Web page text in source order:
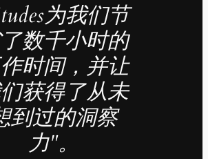
为我们节
数千小时的
时间，并让
获得了从未
到过的洞察
力"。